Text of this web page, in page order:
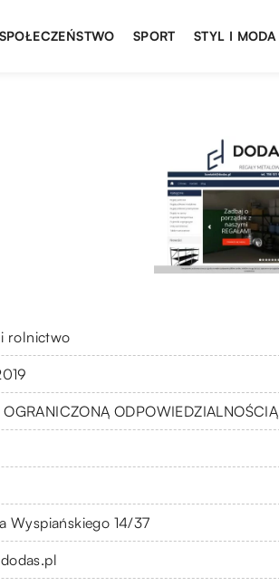
SPOŁECZEŃSTWO SPORT STYL I MODA
i rolnictwo
OGRANICZONĄ ODPOWIEDZIALNOŚCIĄ
Wyspiańskiego 14/37